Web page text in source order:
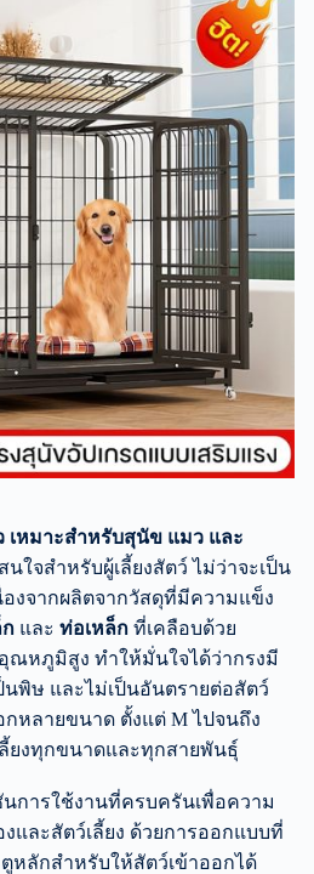
เหมาะสำหรับสุนัข แมว และ
นใจสำหรับผู้เลี้ยงสัตว์ ไม่ว่าจะเป็น
งจากผลิตจากวัสดุที่มีความแข็ง
ก และ ท่อเหล็ก ที่เคลือบด้วย
ณหภูมิสูง ทำให้มั่นใจได้ว่ากรงมี
พิษ และไม่เป็นอันตรายต่อสัตว์
กหลายขนาด ตั้งแต่ M ไปจนถึง
ยงทุกขนาดและทุกสายพันธุ์
การใช้งานที่ครบครันเพื่อความ
และสัตว์เลี้ยง ด้วยการออกแบบที่
หลักสำหรับให้สัตว์เข้าออกได้